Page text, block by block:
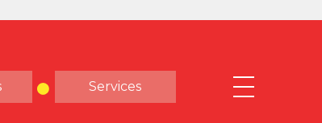
Services